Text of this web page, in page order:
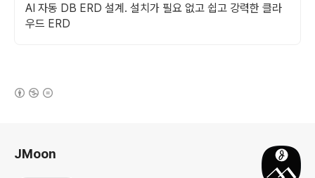
AI 자동 DB ERD 설계. 설치가 필요 없고 쉽고 강력한 클라
우드 ERD
JMoon